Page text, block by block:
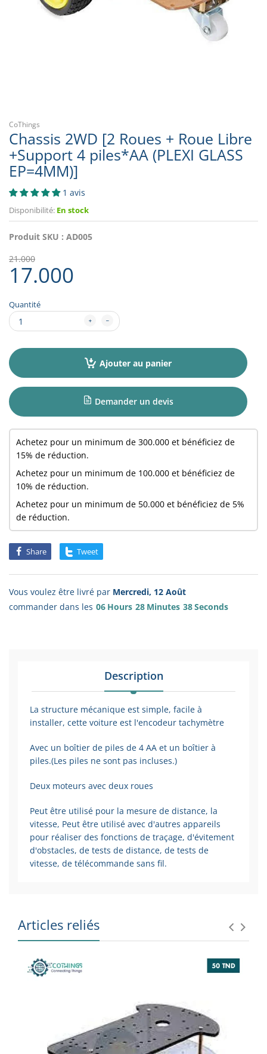
CoThings
Chassis 2WD [2 Roues + Roue Libre
+Support 4 piles*AA (PLEXI GLASS
EP=4MM)]
1 avis
Disponibilité: En stock
Produit SKU : AD005
17.000
21.000
Quantité
Ajouter au panier
Demander un devis
Achetez pour un minimum de 300.000 et bénéficiez de
15% de réduction.
Achetez pour un minimum de 100.000 et bénéficiez de
10% de réduction.
Achetez pour un minimum de 50.000 et bénéficiez de 5%
de réduction.
Share Tweet
Vous voulez être livré par Mercredi, 12 Août
commander dans les 06 Hours 28 Minutes 38Seconds
Description
La structure mécanique est simple, facile à
installer, cette voiture est l'encodeur tachymètre
Avec un boîtier de piles de 4 AA et un boîtier à
piles.(Les piles ne sont pas incluses.)
Deux moteurs avec deux roues
Peut être utilisé pour la mesure de distance, la
vitesse, Peut être utilisé avec d'autres appareils
pour réaliser des fonctions de traçage, d'évitement
d'obstacles, de tests de distance, de tests de
vitesse, de télécommande sans fil.
Articles reliés